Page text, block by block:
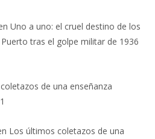
Uno a uno: el cruel destino de los
tras el golpe militar de 1936
de una enseñanza
Los últimos coletazos de una